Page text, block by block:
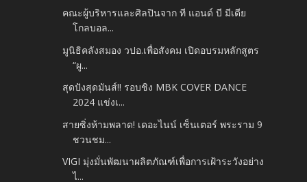
คณะผู้บริหารและศิลปินจาก ที แอนด์ บี มีเดีย
โกลบอล...
มูนิธิคลังสมอง วปอ.เพื่อสังคม เปิดอบรมหลักสูตร
“ผู...
สุดปังสุดมันส์!! รอบชิง MBK COVER DANCE
2024 แข่งเ...
สายซิ่งห้ามพลาด! เดอะไนน์ เซ็นเตอร์ พระราม 9
ชวนชม...
VIGI มุ่งมั่นพัฒนาผลิตภัณฑ์เพื่อการเฝ้าระวังอย่าง
ไ...